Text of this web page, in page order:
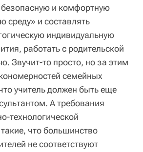
безопасную и комфортную
среду» и составлять
индивидуальную
работать с родительской
Звучит-то просто, но за этим
семейных
учитель должен быть еще
А требования
технологической
что большинство
не соответствуют